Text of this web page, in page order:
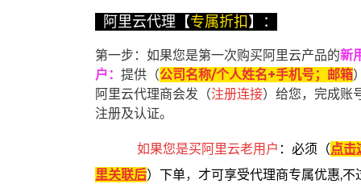
阿里云代理【专属折扣】：
第一步：如果您是第一次购买阿里云产品的新
户 ： 提供（公司名称/个人姓名+手机号；邮箱）
阿里云代理商会发（注册连接）给您，完成账
注册及认证。
如果您是买阿里云老用户 ： 必须 （点击
里关联后） 下单， 才可享受代理商专属优惠,不